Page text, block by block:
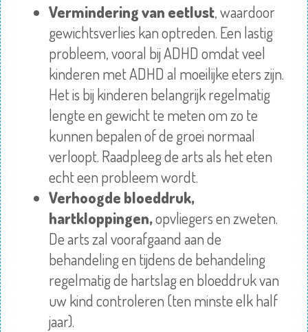
Vermindering van eetlust, waardoor
gewichtsverlies kan optreden. Een lastig
probleem, vooral bij ADHD omdat veel
kinderen met ADHD al moeilijke eters zijn.
Het is bij kinderen belangrijk regelmatig
lengte en gewicht te meten om zo te
kunnen bepalen of de groei normaal
verloopt. Raadpleeg de arts als het eten
echt een probleem wordt.
Verhoogde bloeddruk,
hartkloppingen,opvliegers en zweten.
De arts zal voorafgaand aan de
behandeling en tijdens de behandeling
regelmatig de hartslag en bloeddruk van
uw kind controleren (ten minste elk half
jaar).